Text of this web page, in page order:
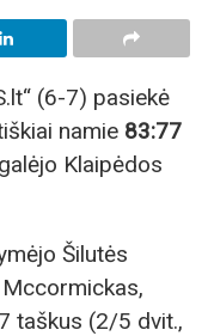
(6-7) pasiekė
namie 83:77
Klaipėdos
Šilutės
taškus (2/5 dvit.,